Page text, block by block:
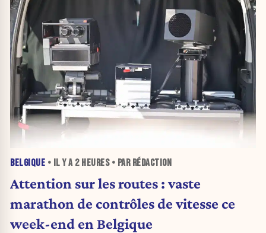
BELGIQUE • IL Y A 2 HEURES• PAR RÉDACTION
Attention sur les routes : vaste
marathon de contrôles de vitesse ce
week-end en Belgique